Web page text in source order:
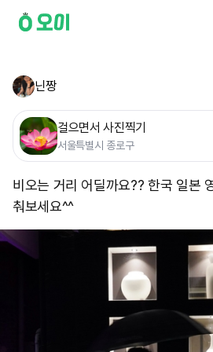
닌짱
걸으면서 사진찍기
서울특별시 종로구
비오는 거리 어딜까요?? 한국 일본
춰보세요^^